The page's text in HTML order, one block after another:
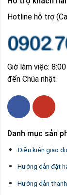
Hotline hỗ trợ
Giờ làm việc:
đến Chúa nhật
Danh mục sản
Điều kiện giao
Hướng dẫn đặt
Hướng dẫn